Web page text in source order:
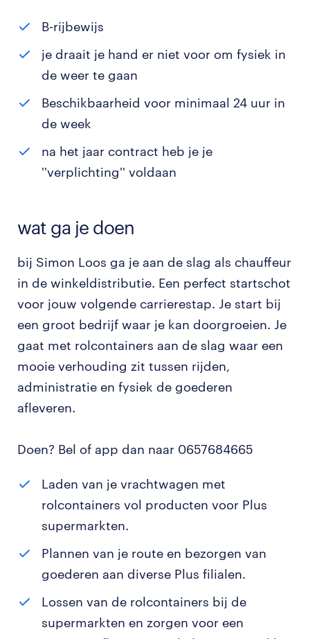
B-rijbewijs
je draait je hand er niet voor om fysiek in
de weer te gaan
Beschikbaarheid voor minimaal 24 uur in
de week
na het jaar contract heb je je
''verplichting'' voldaan
wat ga je doen
bij Simon Loos ga je aan de slag als chauffeur
in de winkeldistributie. Een perfect startschot
voor jouw volgende carrierestap. Je start bij
een groot bedrijf waar je kan doorgroeien. Je
gaat met rolcontainers aan de slag waar een
mooie verhouding zit tussen rijden,
administratie en fysiek de goederen
afleveren.
Doen? Bel of app dan naar 0657684665
Laden van je vrachtwagen met
rolcontainers vol producten voor Plus
supermarkten.
Plannen van je route en bezorgen van
goederen aan diverse Plus filialen.
Lossen van de rolcontainers bij de
supermarkten en zorgen voor een